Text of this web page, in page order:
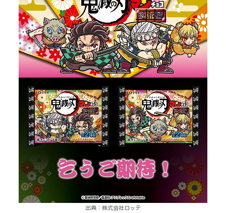
出典：株式会社ロッテ